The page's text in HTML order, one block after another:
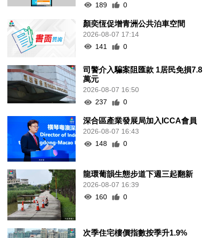
189
0
顏奕恆促增青洲公共泊車空間
2026-08-07 17:14
141
0
司警介入騙案阻匯款 1居民免損7.8
萬元
2026-08-07 16:50
237
0
深合區產業發展局加入ICCA會員
2026-08-07 16:43
148
0
龍環葡韻生態步道下週三起翻新
2026-08-07 16:39
160
0
次季住宅樓價指數按季升1.9%